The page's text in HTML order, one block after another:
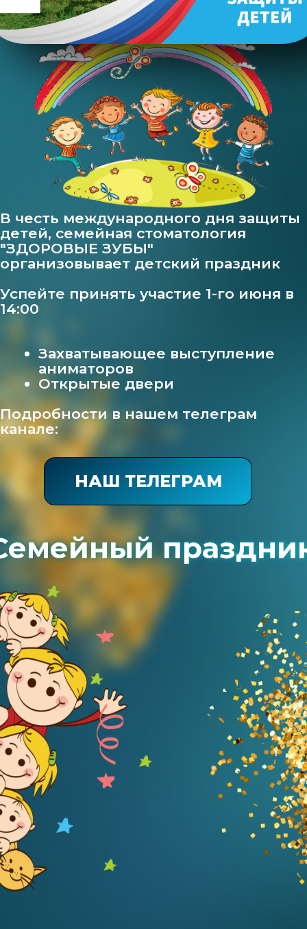
праздник
праздник
В честь международного дня защиты
детей, семейная стоматология
"ЗДОРОВЫЕ ЗУБЫ"
организовывает детский праздник
Успейте принять участие 1-го июня в
Захватывающее выступление
аниматоров
Открытые двери
Подробности в нашем телеграм
канале:
НАШ ТЕЛЕГРАМ